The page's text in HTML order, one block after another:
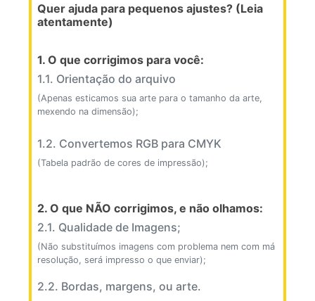
Quer ajuda para pequenos ajustes? (Leia
atentamente)
1. O que corrigimos para você:
1.1. Orientação do arquivo
(Apenas esticamos sua arte para o tamanho da arte,
mexendo na dimensão);
1.2. Convertemos RGB para CMYK
(Tabela padrão de cores de impressão);
2. O que NÃO corrigimos, e não olhamos:
2.1. Qualidade de Imagens;
(Não substituímos imagens com problema nem com má
resolução, será impresso o que enviar);
2.2. Bordas, margens, ou arte.